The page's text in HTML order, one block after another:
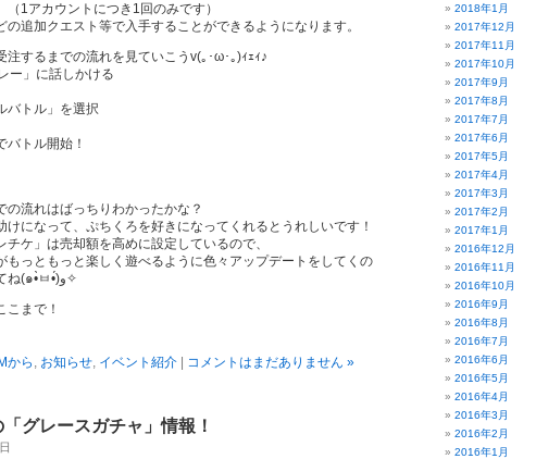
（1アカウントにつき1回のみです）
の追加クエスト等で入手することができるようになります。
注するまでの流れを見ていこうv(｡･ω･｡)ｨｪｨ♪
ー」に話しかける
バトル」を選択
トル開始！
の流れはばっちりわかったかな？
けになって、ぷちくろを好きになってくれるとうれしいです！
チケ」は売却額を高めに設定しているので、
もっともっと楽しく遊べるように色々アップデートをしてくの
で、楽しみにしててね(๑•̀ㅂ•́)و✧
こまで！
から , お知らせ, イベント紹介 コメントはまだありません »
「グレースガチャ」情報！
2018年1月
2017年12月
2017年11月
2017年10月
2017年9月
2017年8月
2017年7月
2017年6月
2017年5月
2017年4月
2017年3月
2017年2月
2017年1月
2016年12月
2016年11月
2016年10月
2016年9月
2016年8月
2016年7月
2016年6月
2016年5月
2016年4月
2016年3月
2016年2月
2016年1月